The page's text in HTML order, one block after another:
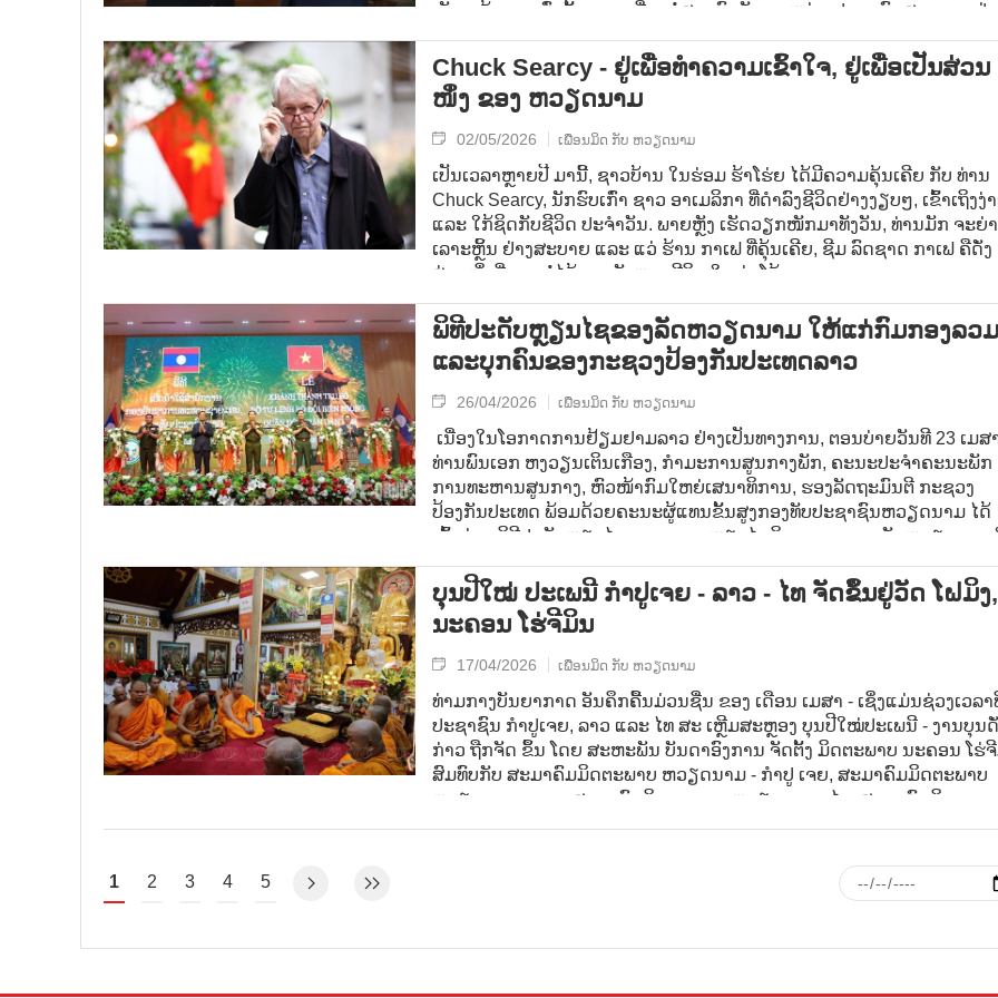
ເລັກໆ ນ້ອຍໆ ເຫຼົ່ານັ້ນ ພວມເຊື່ອມຕໍ່ສາຍພົວພັນ ລະຫວ່າງປະຊາຊົນສອງຊາດ ຢ່າງ
ແລະ ການແບ່ງປັນເຊິ່ງກັນ ແລະ ກັນ.
Chuck Searcy - ຢູ່ເພື່ອທໍາຄວາມເຂົ້າໃຈ, ຢູ່ເພື່ອເປັນສ່ວນ
ໜຶ່ງ ຂອງ ຫວຽດນາມ
02/05/2026 ເພື່ອນມິດ ກັບ ຫວຽດນາມ
ເປັນເວລາຫຼາຍປີ ມານີ້, ຊາວບ້ານ ໃນຮ່ອມ ຮ້າໂຮ່ຍ ໄດ້ມີຄວາມຄຸ້ນເຄີຍ ກັບ ທ່ານ
Chuck Searcy, ນັກຮົບເກົ່າ ຊາວ ອາເມລິກາ ທີ່ດຳລົງຊີວິດຢ່າງງຽບໆ, ເຂົ້າເຖິງງ່
ແລະ ໃກ້ຊິດກັບຊີວິດ ປະຈຳວັນ. ພາຍຫຼັງ ເຮັດວຽກໜັກມາທັງວັນ, ທ່ານມັກ ຈະຍ່າ
ເລາະຫຼິ້ນ ຢ່າງສະບາຍ ແລະ ແວ່ ຮ້ານ ກາເຟ ທີ່ຄຸ້ນເຄີຍ, ຊີມ ລົດຊາດ ກາເຟ ຄືດັ່ງ
ສ່ວນໜຶ່ງທີ່ ຂາດບໍ່ໄດ້ ຂອງຈັງຫວະຊີວິດ ໃນ ຮ່າໂນ້ຍ.
ພິທີປະດັບຫຼຽນໄຊຂອງລັດຫວຽດນາມ ໃຫ້ແກ່ກົມກອງລວ
ແລະບຸກຄົນຂອງກະຊວງປ້ອງກັນປະເທດລາວ
26/04/2026 ເພື່ອນມິດ ກັບ ຫວຽດນາມ
ເນື່ອງໃນໂອກາດການຢ້ຽມຢາມລາວ ຢ່າງເປັນທາງການ, ຕອນບ່າຍວັນທີ 23 ເມສ
ທ່ານພົນເອກ ຫງວຽນເຕິນເກືອງ, ກໍາມະການສູນກາງພັກ, ຄະນະປະຈໍາຄະນະພັກ
ການທະຫານສູນກາງ, ຫົວໜ້າກົມໃຫຍ່ເສນາທິການ, ຮອງລັດຖະມົນຕີ ກະຊວງ
ປ້ອງກັນປະເທດ ພ້ອມດ້ວຍຄະນະຜູ້ແທນຂັ້ນສູງກອງທັບປະຊາຊົນຫວຽດນາມ ໄດ້
ເຂົ້າຮ່ວມພິທີປະດັບຫຼຽນໄຊເອກະລາດ, ຫຼຽນໄຊມິດຕະພາບຂອງລັດຫວຽດນາມ
ບຸນປີໃໝ່ ປະເພນີ ກຳປູເຈຍ - ລາວ - ໄທ ຈັດຂຶ້ນຢູ່ວັດ ໂຝມິງ,
ນະຄອນ ໂຮ່ຈີມິນ
17/04/2026 ເພື່ອນມິດ ກັບ ຫວຽດນາມ
ທ່າມກາງບັນຍາກາດ ອັນຄຶກຄື້ນມ່ວນຊື່ນ ຂອງ ເດືອນ ເມສາ - ເຊິ່ງແມ່ນຊ່ວງເວລາ
ປະຊາຊົນ ກໍາປູເຈຍ, ລາວ ແລະ ໄທ ສະ ເຫຼີມສະຫຼອງ ບຸນປີໃໝ່ປະເພນີ - ງານບຸນ
ກ່າວ ຖືກຈັດ ຂຶ້ນ ໂດຍ ສະຫະພັນ ບັນດາອົງການ ຈັດຕັ້ງ ມິດຕະພາບ ນະຄອນ ໂຮ່
ສົມທົບກັບ ສະມາຄົມມິດຕະພາບ ຫວຽດນາມ - ກໍາປູ ເຈຍ, ສະມາຄົມມິດຕະພາບ
ຫວຽດນາມ - ລາວ, ສະມາຄົມມິດ ຕະພາບ ຫວຽດນາມ - ໄທ, ສະມາຄົມມິດ ຕະພາ
1 2 3 4 5